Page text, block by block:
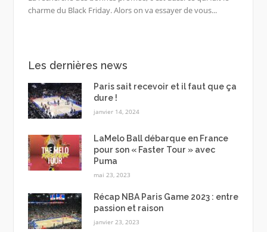
charme du Black Friday. Alors on va essayer de vous...
Les dernières news
Paris sait recevoir et il faut que ça
dure !
janvier 14, 2024
LaMelo Ball débarque en France
pour son « Faster Tour » avec
Puma
mai 23, 2023
Récap NBA Paris Game 2023 : entre
passion et raison
janvier 23, 2023